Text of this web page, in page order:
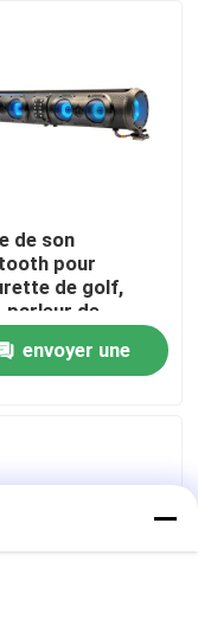
de son
pour
de golf,
parleur de
tweeter,
USB/Aux,
marine IP66
envoyer une